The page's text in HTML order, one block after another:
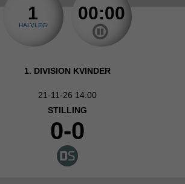
1
HALVLEG
00:00
1. DIVISION KVINDER
21-11-26 14:00
STILLING
0-0